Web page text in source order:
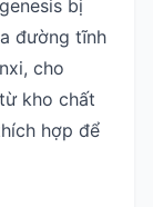
bị
đường tĩnh
cho
kho chất
hợp để